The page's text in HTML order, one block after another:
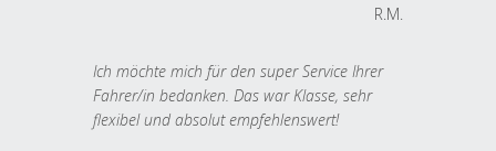
R.M.
Ich möchte mich für den super Service Ihrer
Fahrer/in bedanken. Das war Klasse, sehr
flexibel und absolut empfehlenswert!